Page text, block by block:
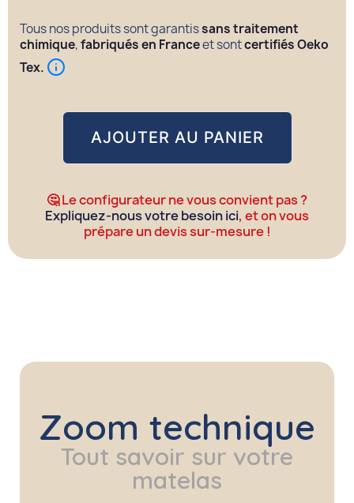
Tous nos produits sont garantissans traitement
chimique,fabriqués en Franceet sontcertifiés Oeko
Tex.
AJOUTER AU PANIER
🤔 Le configurateur ne vous convient pas ?
Expliquez-nous votre besoin ici, et on vous
prépare un devis sur-mesure !
Zoom technique
Tout savoir sur votre
matelas